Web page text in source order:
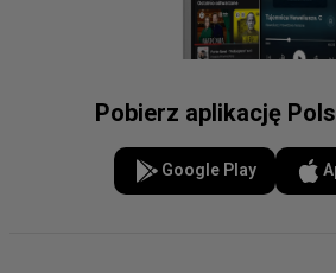
Pobierz aplikację
Google Play